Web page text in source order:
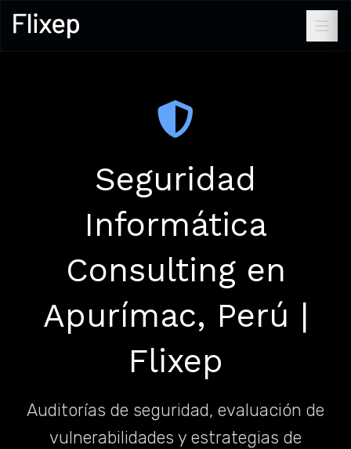
Seguridad
Informática
Consulting en
Apurímac, Perú |
Flixep
Auditorías de seguridad, evaluación de
vulnerabilidades y estrategias de